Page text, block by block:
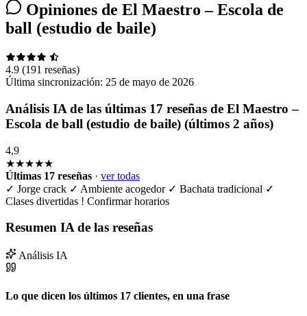
Opiniones de El Maestro – Escola de
ball (estudio de baile)
4.9 (191 reseñas)
Última sincronización: 25 de mayo de 2026
Análisis IA de las últimas 17 reseñas de El Maestro –
Escola de ball (estudio de baile) (últimos 2 años)
4,9
★★★★★
Últimas 17 reseñas · ver todas
✓ Jorge crack ✓ Ambiente acogedor ✓ Bachata tradicional ✓
Clases divertidas ! Confirmar horarios
Resumen IA de las reseñas
Análisis IA
Lo que dicen los últimos 17 clientes, en una frase